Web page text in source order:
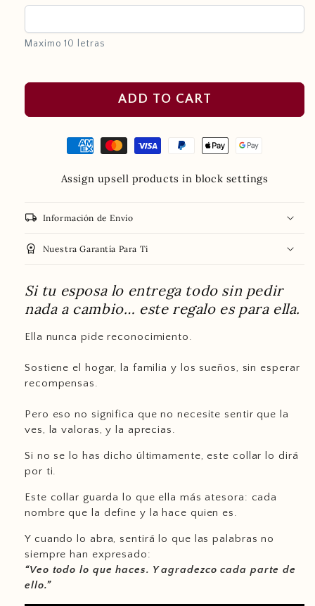
Maximo 10 letras
ADD TO CART
Assign upsell products in block settings
local_shipping Información de Envío
support@ziella.co
workspace_premium Nuestra Garantía Para Ti
Si tu esposa lo entrega todo sin pedir
nada a cambio… este regalo es para ella.
Ella nunca pide reconocimiento.
Sostiene el hogar, la familia y los sueños, sin esperar
recompensas.
Pero eso no significa que no necesite sentir que la
ves, la valoras, y la aprecias.
Si no se lo has dicho últimamente, este collar lo dirá
por ti.
Este collar guarda lo que ella más atesora: cada
nombre que la define y la hace quien es.
Y cuando lo abra, sentirá lo que las palabras no
siempre han expresado:
“Veo todo lo que haces. Y agradezco cada parte de
ello.”